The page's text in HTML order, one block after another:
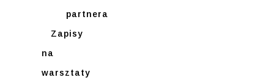
partnera
Zapisy
na
warsztaty